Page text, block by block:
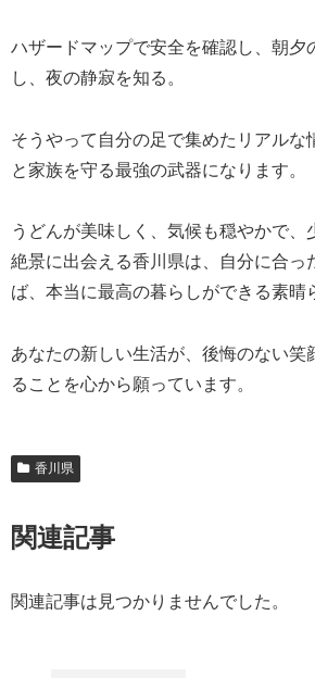
ハザードマップで安全を確認し、朝夕
し、夜の静寂を知る。
そうやって自分の足で集めたリアルな
と家族を守る最強の武器になります。
うどんが美味しく、気候も穏やかで、
絶景に出会える香川県は、自分に合っ
ば、本当に最高の暮らしができる素晴
あなたの新しい生活が、後悔のない笑
ることを心から願っています。
香川県
関連記事
関連記事は見つかりませんでした。